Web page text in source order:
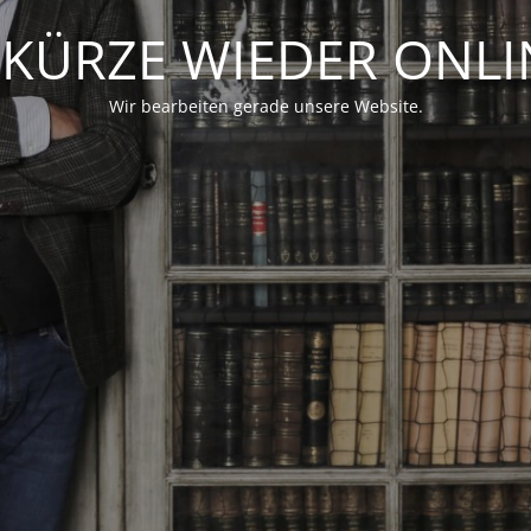
WIEDER
Wir bearbeiten gerade unsere Website.